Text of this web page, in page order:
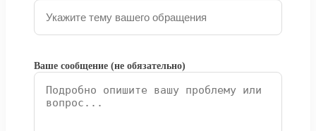
Ваше сообщение (не обязательно)